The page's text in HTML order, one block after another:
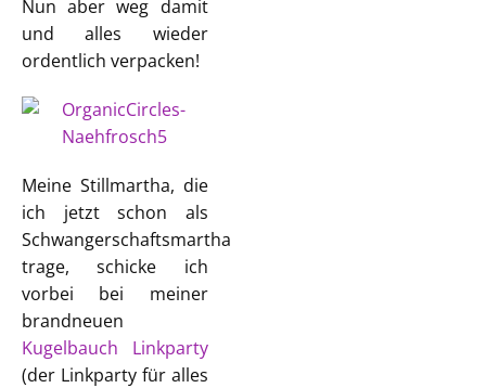
Nun aber weg damit
und alles wieder
ordentlich verpacken!
Meine Stillmartha, die
ich jetzt schon als
Schwangerschaftsmartha
trage, schicke ich
vorbei bei meiner
brandneuen
Kugelbauch Linkparty
(der Linkparty für alles